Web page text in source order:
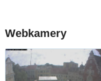
Webkamery